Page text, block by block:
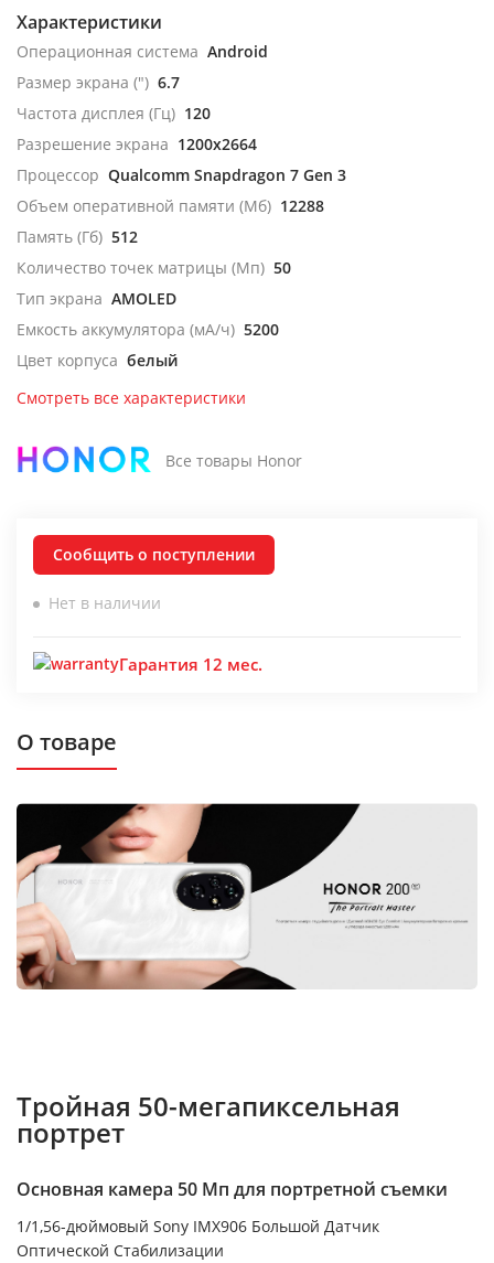
Характеристики
Операционная система Android
Размер экрана (") 6.7
Частота дисплея (Гц) 120
Разрешение экрана 1200x2664
Процессор Qualcomm Snapdragon 7 Gen 3
Объем оперативной памяти (Мб) 12288
Память (Гб) 512
Количество точек матрицы (Мп) 50
Тип экрана AMOLED
Емкость аккумулятора (мА/ч) 5200
Цвет корпуса белый
Смотреть все характеристики
Все товары Honor
Сообщить о поступлении
Нет в наличии
Гарантия 12 мес.
О товаре
Тройная 50-мегапиксельная
портрет
Основная камера 50 Мп для портретной съемки
1/1,56-дюймовый Sony IMX906 Большой Датчик
Оптической Стабилизации